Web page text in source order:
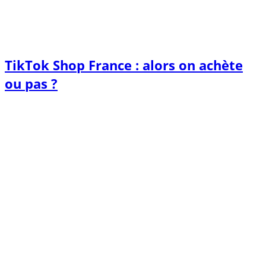
TikTok Shop France : alors on achète
ou pas ?